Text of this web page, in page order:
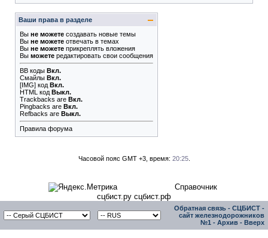
Ваши права в разделе
Вы не можете создавать новые темы
Вы не можете отвечать в темах
Вы не можете прикреплять вложения
Вы можете редактировать свои сообщения
BB коды Вкл.
Смайлы Вкл.
[IMG] код Вкл.
HTML код Выкл.
Trackbacks are Вкл.
Pingbacks are Вкл.
Refbacks are Выкл.
Правила форума
Часовой пояс GMT +3, время: 20:25.
Справочник
сцбист.ру сцбист.рф
Обратная связь - СЦБИСТ -
сайт железнодорожников
№1 - Архив - Вверх